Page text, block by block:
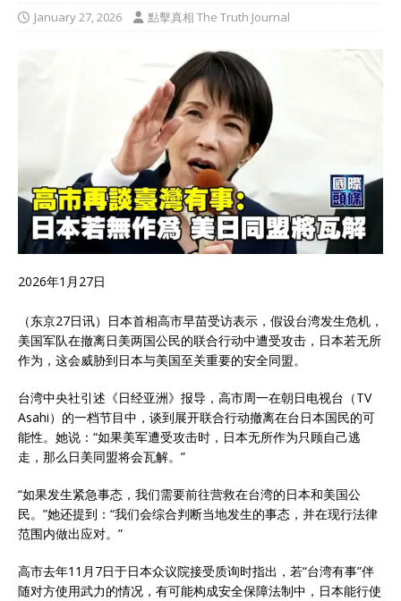
January 27, 2026 點擊真相 The Truth Journal
2026年1月27日
（东京27日讯）日本首相高市早苗受访表示，假设台湾发生危机，
美国军队在撤离日美两国公民的联合行动中遭受攻击，日本若无所
作为，这会威胁到日本与美国至关重要的安全同盟。
台湾中央社引述《日经亚洲》报导，高市周一在朝日电视台（TV
Asahi）的一档节目中，谈到展开联合行动撤离在台日本国民的可
能性。她说：“如果美军遭受攻击时，日本无所作为只顾自己逃
走，那么日美同盟将会瓦解。”
“如果发生紧急事态，我们需要前往营救在台湾的日本和美国公
民。”她还提到：“我们会综合判断当地发生的事态，并在现行法律
范围内做出应对。”
高市去年11月7日于日本众议院接受质询时指出，若“台湾有事”伴
随对方使用武力的情况，有可能构成安全保障法制中，日本能行使